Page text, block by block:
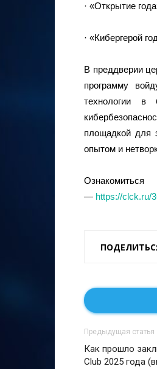
· «Открытие
· «Кибергерой
В преддверии
программу
технологии в
площадкой для
опытом и
— https://clck.ru/
Предыдущая статья
Как прошло
Club 2025 года